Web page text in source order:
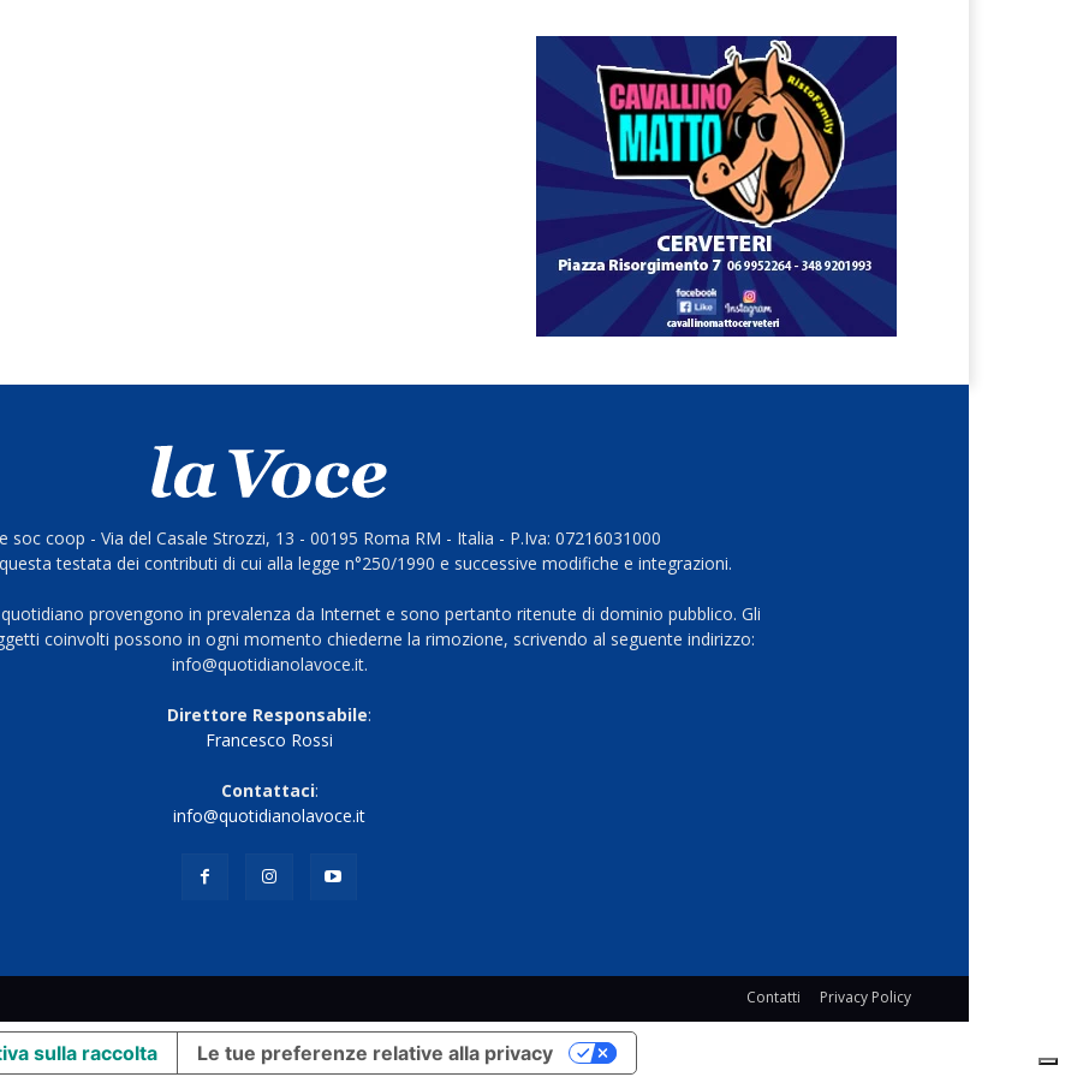
soc coop - Via del Casale Strozzi, 13 - 00195 Roma RM - Italia - P.Iva: 07216031000
testata dei contributi di cui alla legge n°250/1990 e successive modifiche e integrazioni.
provengono in prevalenza da Internet e sono pertanto ritenute di dominio pubblico. Gli
coinvolti possono in ogni momento chiederne la rimozione, scrivendo al seguente indirizzo:
info@quotidianolavoce.it.
Direttore Responsabile:
Francesco Rossi
Contattaci:
info@quotidianolavoce.it
Contatti Privacy Policy
sulla raccolta Le tue preferenze relative alla privacy